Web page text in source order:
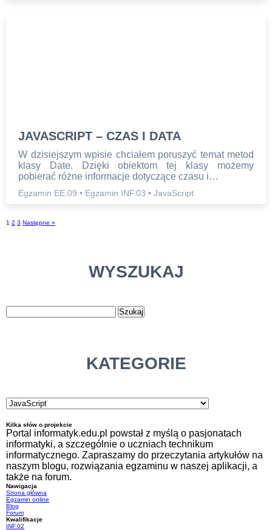
JAVASCRIPT – CZAS I DATA
W dzisiejszym wpisie chciałem poruszyć temat metod
klasy Date. Dzięki obiektom tej klasy możemy
pobierać różne informacje dotyczące czasu i…
Egzamin EE.09 • Egzamin INF.03 • JavaScript
1 2 3 Następne »
WYSZUKAJ
KATEGORIE
Kilka słów o projekcie
Portal informatyk.edu.pl powstał z myślą o pasjonatach
informatyki, a szczególnie o uczniach technikum
informatycznego. Zapraszamy do przeczytania artykułów na
naszym blogu, rozwiązania egzaminu w naszej aplikacji, a
także na forum.
Nawigacja
Strona główna
Egzamin online
Blog
Forum
Kwalifikacje
INF.02